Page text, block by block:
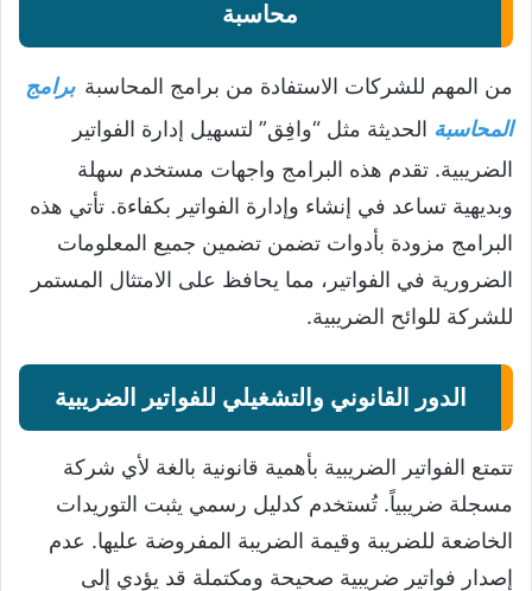
محاسبة
من المهم للشركات الاستفادة من برامج المحاسبة برامج
المحاسبة الحديثة مثل “وافِق” لتسهيل إدارة الفواتير
الضريبية. تقدم هذه البرامج واجهات مستخدم سهلة
وبديهية تساعد في إنشاء وإدارة الفواتير بكفاءة. تأتي هذه
البرامج مزودة بأدوات تضمن تضمين جميع المعلومات
الضرورية في الفواتير، مما يحافظ على الامتثال المستمر
للشركة للوائح الضريبية.
الدور القانوني والتشغيلي للفواتير الضريبية
تتمتع الفواتير الضريبية بأهمية قانونية بالغة لأي شركة
مسجلة ضريبياً. تُستخدم كدليل رسمي يثبت التوريدات
الخاضعة للضريبة وقيمة الضريبة المفروضة عليها. عدم
إصدار فواتير ضريبية صحيحة ومكتملة قد يؤدي إلى